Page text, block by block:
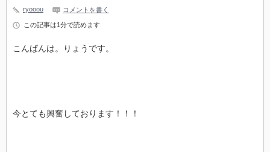
ryooou コメントを書く
この記事は1分で読めます
こんばんは。りょうです。
今とても興奮しております！！！